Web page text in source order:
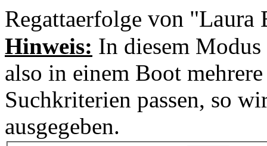
Regattaerfolge von "Laura
Hinweis: In diesem
also in einem Boot
Suchkriterien passen, so
ausgegeben.